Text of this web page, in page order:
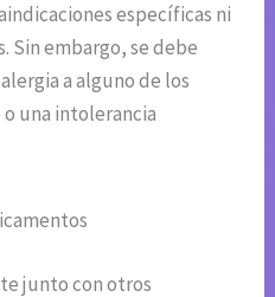
específicas ni
Sin embargo, se debe
a alguno de los
una intolerancia
junto con otros